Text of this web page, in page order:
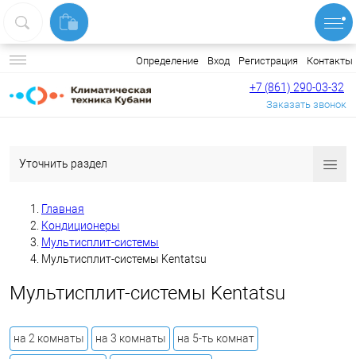
Определение Вход Регистрация Контакты
+7 (861) 290-03-32
Заказать звонок
Уточнить раздел
Главная
Кондиционеры
Мультисплит-системы
Мультисплит-системы Kentatsu
Мультисплит-системы Kentatsu
на 2 комнаты на 3 комнаты на 5-ть комнат